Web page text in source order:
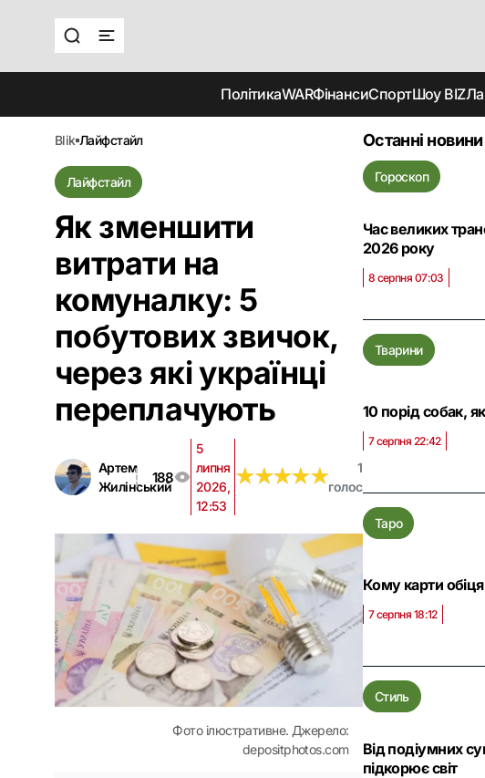
ПолітикаWARФінансиСпортШоу BIZ
blik лайфстайл
Лайфстайл
Як зменшити
витрати на
комуналку: 5
побутових звичок,
через які українці
переплачують
Артем
Жилінський
188
5
липня
2026,
12:53
★★★★★
★★★★★
1
голос
Фото ілюстративне. Джерело:
depositphotos.com
Останні новини
Гороскоп
Час великих
2026 року
8 серпня 07:03
Тварини
10 порід собак,
7 серпня 22:42
Таро
Кому карти
7 серпня 18:12
Стиль
Від подіумних
підкорює світ